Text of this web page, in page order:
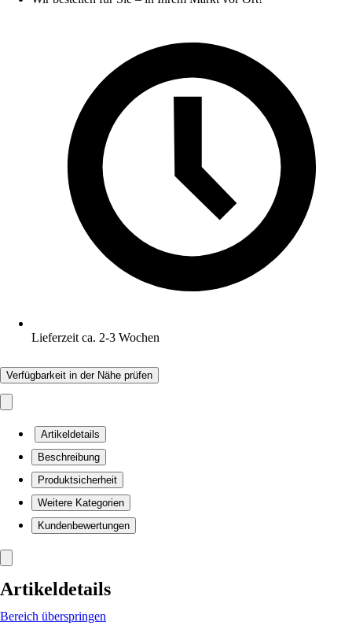
Lieferzeit ca. 2-3 Wochen
Verfügbarkeit in der Nähe prüfen
Artikeldetails
Beschreibung
Produktsicherheit
Weitere Kategorien
Kundenbewertungen
Artikeldetails
Bereich überspringen